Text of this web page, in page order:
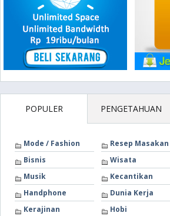
POPULER PENGETAHUAN
Mode / Fashion
Resep Masakan
Bisnis
Wisata
Musik
Kecantikan
Handphone
Dunia Kerja
Kerajinan
Hobi